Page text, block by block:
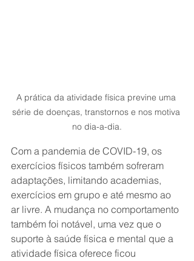
A prática da atividade física previne uma
série de doenças, transtornos e nos motiva
no dia-a-dia.
Com a pandemia de COVID-19, os
exercícios físicos também sofreram
adaptações, limitando academias,
exercícios em grupo e até mesmo ao
ar livre. A mudança no comportamento
também foi notável, uma vez que o
suporte à saúde física e mental que a
atividade física oferece ficou